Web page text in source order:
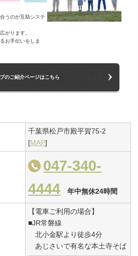
うのが互助システ
がります。
お手伝いをしま
のご紹介ページはこちら
千葉県松戸市殿平賀75-2
[MAP]
047-340-
4444
年中無休24時間
【電車ご利用の場合】
■JR常磐線
北小金駅より徒歩4分
あじさいで有名な本土寺そば